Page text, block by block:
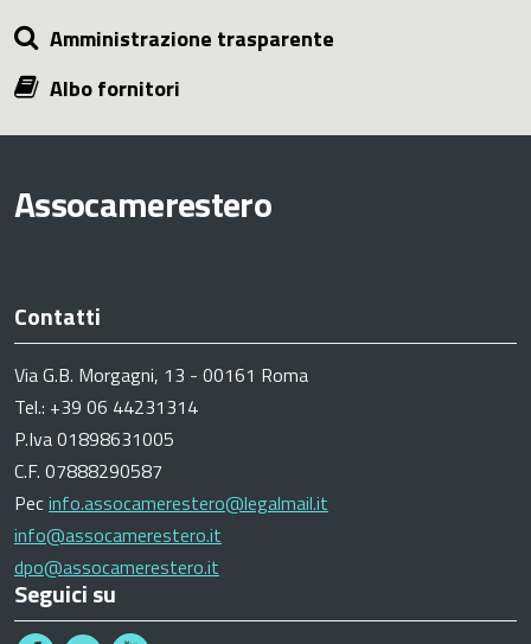
Amministrazione trasparente
Albo fornitori
Assocamerestero
Contatti
Via G.B. Morgagni, 13 - 00161 Roma
Tel.: +39 06 44231314
P.Iva 01898631005
C.F. 07888290587
Pecinfo.assocamerestero@legalmail.it
info@assocamerestero.it
dpo@assocamerestero.it
Seguici su